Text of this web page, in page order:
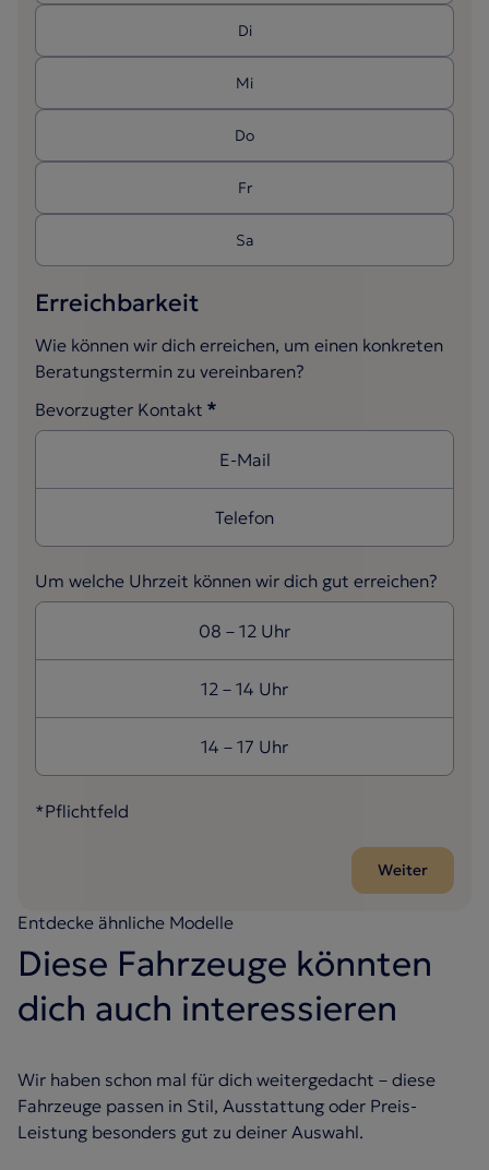
Di
Mi
Do
Fr
Sa
Erreichbarkeit
Wie können wir dich erreichen, um einen konkreten
Beratungstermin zu vereinbaren?
Bevorzugter Kontakt *
E-Mail
Telefon
Um welche Uhrzeit können wir dich gut erreichen?
08 – 12 Uhr
12 – 14 Uhr
14 – 17 Uhr
Step 1
Weiter
*Pflichtfeld
Url
Entdecke ähnliche Modelle
Diese Fahrzeuge könnten
dich auch interessieren
Wir haben schon mal für dich weitergedacht – diese
Fahrzeuge passen in Stil, Ausstattung oder Preis-
Leistung besonders gut zu deiner Auswahl.